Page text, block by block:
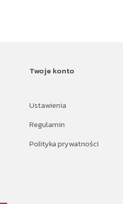
Twoje konto
Ustawienia
Regulamin
Polityka prywatności